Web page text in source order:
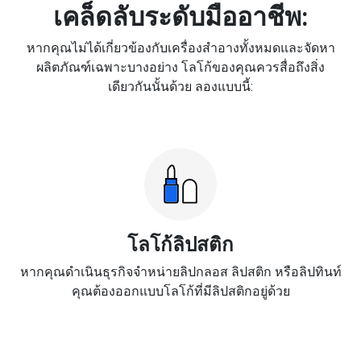
เคล็ดลับระดับมืออาชีพ:
หากคุณไม่ได้เกี่ยวข้องกับเครื่องสำอางทั้งหมดและจัดหา
ผลิตภัณฑ์เฉพาะบางอย่าง โลโก้ของคุณควรสื่อถึงสิ่ง
เดียวกันนั้นด้วย ลองแบบนี้:
โลโก้ลิปสติก
หากคุณดำเนินธุรกิจจำหน่ายลิปกลอส ลิปสติก หรือลิปทินท์
คุณต้องออกแบบโลโก้ที่มีลิปสติกอยู่ด้วย